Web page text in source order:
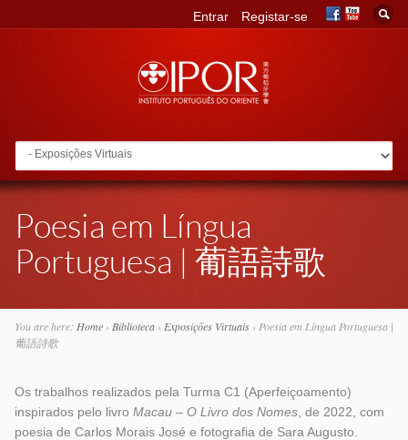
Go to:
Entrar Registar-se
Poesia em Língua
Portuguesa | 葡語詩歌
You are here: Home› Biblioteca› Exposições Virtuais› Poesia em Língua Portuguesa |
葡語詩歌
Os trabalhos realizados pela Turma C1 (Aperfeiçoamento)
inspirados pelo livro Macau – O Livro dos Nomes, de 2022, com
poesia de Carlos Morais José e fotografia de Sara Augusto.